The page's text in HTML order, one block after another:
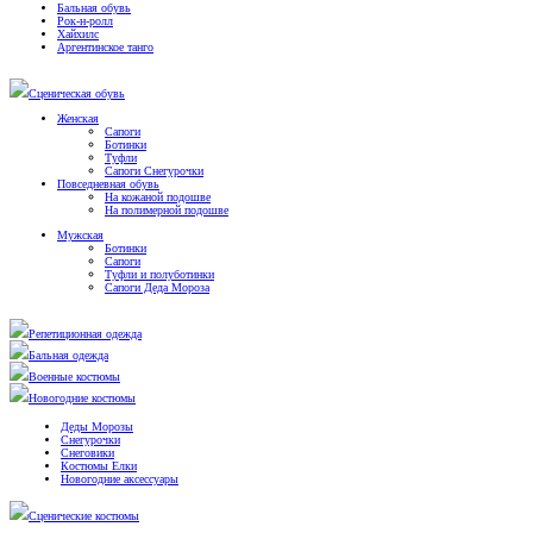
Бальная обувь
Рок-н-ролл
Хайхилс
Аргентинское танго
Сценическая обувь
Женская
Сапоги
Ботинки
Туфли
Сапоги Снегурочки
Повседневная обувь
На кожаной подошве
На полимерной подошве
Мужская
Ботинки
Сапоги
Туфли и полуботинки
Сапоги Деда Мороза
Репетиционная одежда
Бальная одежда
Военные костюмы
Новогодние костюмы
Деды Морозы
Снегурочки
Снеговики
Костюмы Елки
Новогодние аксессуары
Сценические костюмы